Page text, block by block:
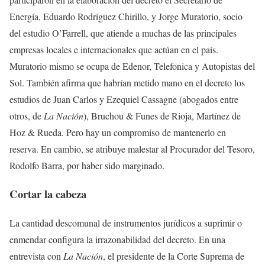
Energía, Eduardo Rodríguez Chirillo, y Jorge Muratorio, socio
del estudio O’Farrell, que atiende a muchas de las principales
empresas locales e internacionales que actúan en el país.
Muratorio mismo se ocupa de Edenor, Telefonica y Autopistas del
Sol. También afirma que habrían metido mano en el decreto los
estudios de Juan Carlos y Ezequiel Cassagne (abogados entre
otros, de La Nación), Bruchou & Funes de Rioja, Martínez de
Hoz & Rueda. Pero hay un compromiso de mantenerlo en
reserva. En cambio, se atribuye malestar al Procurador del Tesoro,
Rodolfo Barra, por haber sido marginado.
Cortar la cabeza
La cantidad descomunal de instrumentos jurídicos a suprimir o
enmendar configura la irrazonabilidad del decreto. En una
entrevista con La Nación, el presidente de la Corte Suprema de